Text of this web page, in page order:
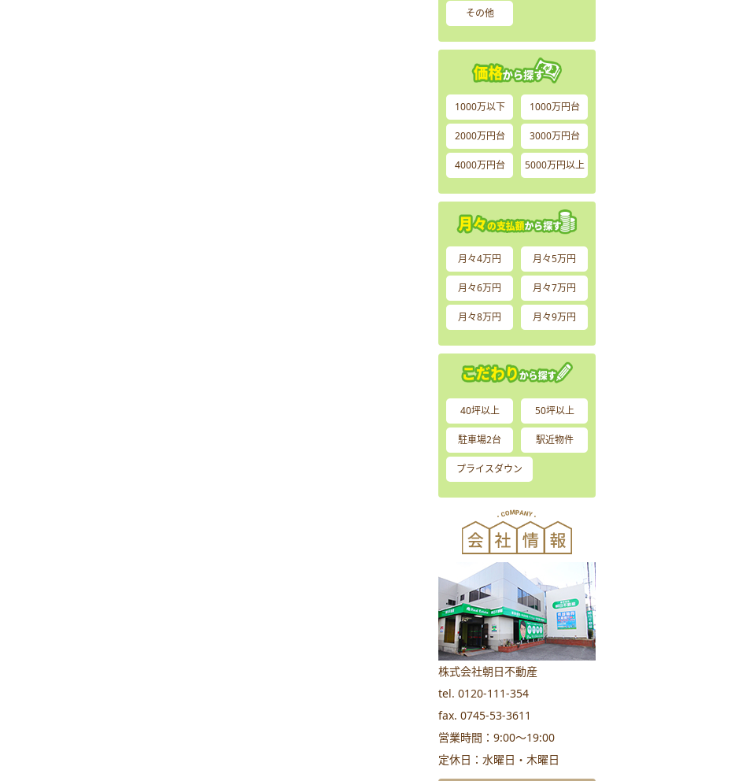
その他
1000万以下 1000万円台
2000万円台 3000万円台
4000万円台 5000万円以上
月々4万円 月々5万円
月々6万円 月々7万円
月々8万円 月々9万円
40坪以上 50坪以上
駐車場2台 駅近物件
プライスダウン
株式会社朝日不動産
tel. 0120-111-354
fax. 0745-53-3611
営業時間：9:00～19:00
定休日：水曜日・木曜日